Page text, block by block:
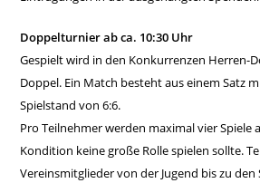
Doppelturnier ab ca. 10:30 Uhr
Gespielt wird in den Konkurrenzen Herren-
Doppel. Ein Match besteht aus einem Satz
Spielstand von 6:6.
Pro Teilnehmer werden maximal vier Spiele
Kondition keine große Rolle spielen sollte.
Vereinsmitglieder von der Jugend bis zu den